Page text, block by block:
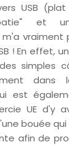
USB
et
vraiment
! En effet,
simples
dans
est
UE d'y
bouée
afin de